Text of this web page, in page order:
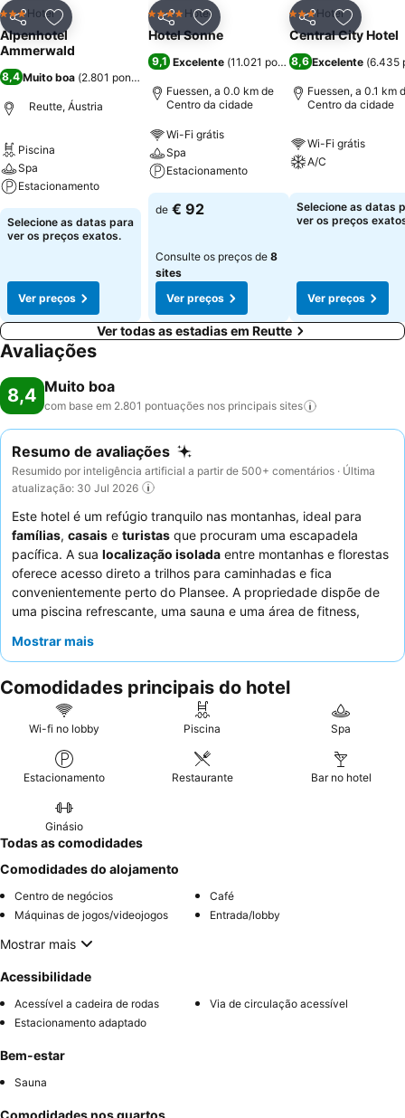
PartilharAdicionar aos favoritos
3 Estrelas
Hotel
Alpenhotel
Ammerwald
8,4 Muito boa (2.801 pontuações
Reutte, Áustria
Piscina
Spa
Estacionamento
Selecione as datas para
ver os preços exatos.
Ver preços
PartilharAdicionar aos favoritos
4 EstrelasHotel
Hotel Sonne
9,1 Excelente (11.021 pontuações)
Fuessen, a 0.0 km de
Centro da cidade
Wi-Fi grátis
Spa
Estacionamento
de € 92
Consulte os preços de 8
sites
Ver preços
Partilhar
3 Estrelas
Hotel
Central City Hotel
8,6Excelente (6.435
Fuessen, a 0.1 km
Centro da cidade
Wi-Fi grátis
A/C
Selecione as datas
ver os preços
Ver preços
Ver todas as estadias em Reutte
Avaliações
8,4 Muito boa
com base em 2.801 pontuações nos principais sites
Resumo de avaliações
Resumido por inteligência artificial a partir de 500+ comentários · Última
atualização: 30 Jul 2026
Este hotel é um refúgio tranquilo nas montanhas, ideal para
famílias, casais e turistas que procuram uma escapadela
pacífica. A sua localização isolada entre montanhas e florestas
oferece acesso direto a trilhos para caminhadas e fica
convenientemente perto do Plansee. A propriedade dispõe de
uma piscina refrescante, uma sauna e uma área de fitness,
ao ar livre para os hóspedes mais jovens. Os hóspedes elogiam
extenso buffet de pequeno-almoço , que apresenta uma
grande variedade de opções frescas. Para a melhor
experiência, considere solicitar um quarto num
andar superior
Mostrar mais
Comodidades principais do hotel
Wi-fi no lobby Piscina Spa
Estacionamento Restaurante Bar no hotel
Ginásio
Todas as comodidades
Comodidades do alojamento
Centro de negócios
Café
Máquinas de jogos/videojogos
Entrada/lobby
Mostrar mais
Acessibilidade
Acessível a cadeira de rodas
Via de circulação acessível
Estacionamento adaptado
Bem-estar
Sauna